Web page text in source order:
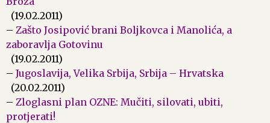
(19.02.2011)
– Zašto Josipović brani Boljkovca i Manolića, a
zaboravlja Gotovinu
(19.02.2011)
– Jugoslavija, Velika Srbija, Srbija – Hrvatska
(20.02.2011)
– Zloglasni plan OZNE: Mučiti, silovati, ubiti,
protjerati!